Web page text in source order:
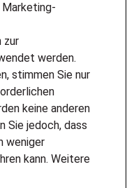
Marketing-
zur
werden.
stimmen Sie nur
keine anderen
Sie jedoch, dass
weniger
kann. Weitere